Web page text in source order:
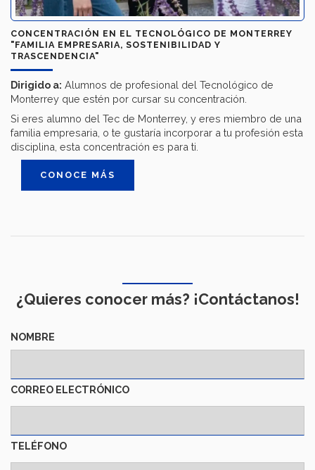
CONCENTRACIÓN EN EL TECNOLÓGICO DE MONTERREY
"FAMILIA EMPRESARIA, SOSTENIBILIDAD Y
TRASCENDENCIA"
Dirigido a: Alumnos de profesional del Tecnológico de
Monterrey que estén por cursar su concentración.
Si eres alumno del Tec de Monterrey, y eres miembro de una
familia empresaria, o te gustaría incorporar a tu profesión esta
disciplina, esta concentración es para ti.
CONOCE MÁS
¿Quieres conocer más? ¡Contáctanos!
NOMBRE
CORREO ELECTRÓNICO
TELÉFONO